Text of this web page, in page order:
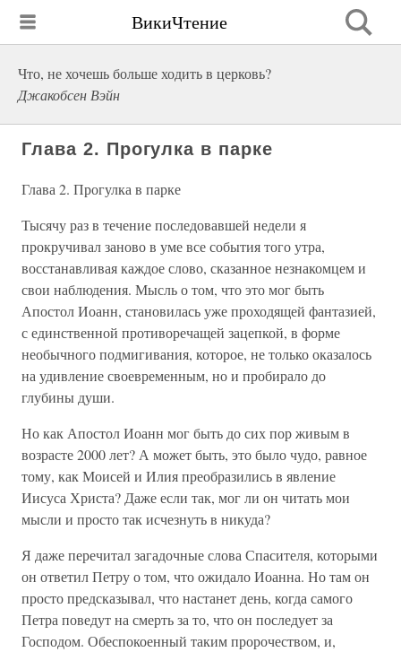
ВикиЧтение
Что, не хочешь больше ходить в церковь?
Джакобсен Вэйн
Глава 2. Прогулка в парке
Глава 2. Прогулка в парке
Тысячу раз в течение последовавшей недели я
прокручивал заново в уме все события того утра,
восстанавливая каждое слово, сказанное незнакомцем и
свои наблюдения. Мысль о том, что это мог быть
Апостол Иоанн, становилась уже проходящей фантазией,
с единственной противоречащей зацепкой, в форме
необычного подмигивания, которое, не только оказалось
на удивление своевременным, но и пробирало до
глубины души.
Но как Апостол Иоанн мог быть до сих пор живым в
возрасте 2000 лет? А может быть, это было чудо, равное
тому, как Моисей и Илия преобразились в явление
Иисуса Христа? Даже если так, мог ли он читать мои
мысли и просто так исчезнуть в никуда?
Я даже перечитал загадочные слова Спасителя, которыми
он ответил Петру о том, что ожидало Иоанна. Но там он
просто предсказывал, что настанет день, когда самого
Петра поведут на смерть за то, что он последует за
Господом. Обеспокоенный таким пророчеством, и,